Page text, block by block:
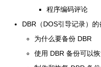
程序编码评论
DBR（DOS引导记录）的
为什么要备份 DBR
使用 DBR 备份可以